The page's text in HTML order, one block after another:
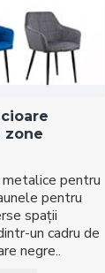
zone
metalice pentru
pentru
spații
un cadru de
negre..